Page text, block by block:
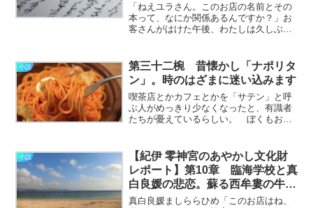
「ねえユラさん。このお店の名前とその
本って、なにか関係あるんですか？」お
客さんがはけた午後、わたしは久しぶり
を落として指先で紙面をなぞっている、
手づくりの和綴じ本。………………～続
きを読む～
小説
第三十二椀 昔懐かし「ナポリタ
ン」。時のはざまに迷い込みます
喫茶店とかカフェとかを「サテン」と呼
ぶ人がめっきり少なくなったと、有識者
たちが憂えているらしい。 ぼくもお得
て途方に暮れたことがある。 サテンが
「茶店」だと気付いたと………………～
続きを読む～
小説
【紀伊 零神宮のあやかし文化財
レポート】第10章 臨海学校と真
白良媛の悲恋。蘇る西牟婁の牛鬼
たち
真白良媛ましららひめ「このお店はね、